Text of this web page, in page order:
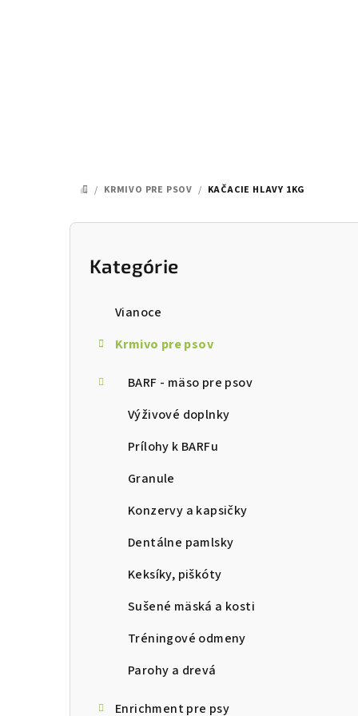
DOMOV
/ KRMIVO PRE PSOV / KAČACIE HLAVY 1KG
B
Preskočiť
kategórie
Kategórie
Vianoce
Krmivo pre psov
BARF - mäso pre psov
Výživové doplnky
Prílohy k BARFu
Granule
Konzervy a kapsičky
Dentálne pamlsky
Keksíky, piškóty
Sušené mäská a kosti
Tréningové odmeny
Parohy a drevá
Enrichment pre psy